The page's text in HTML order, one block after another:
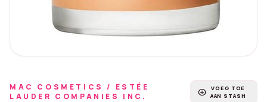
MAC COSMETICS / ESTÉE
LAUDER COMPANIES INC.
add_circle
VOEG TOE
AAN STASH